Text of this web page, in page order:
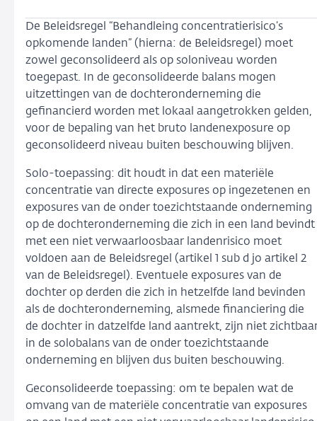
De Beleidsregel “Behandleing concentratierisico’s
opkomende landen” (hierna: de Beleidsregel) moet
zowel geconsolideerd als op soloniveau worden
toegepast. In de geconsolideerde balans mogen
uitzettingen van de dochteronderneming die
gefinancierd worden met lokaal aangetrokken gelden,
voor de bepaling van het bruto landenexposure op
geconsolideerd niveau buiten beschouwing blijven.
Solo-toepassing: dit houdt in dat een materiële
concentratie van directe exposures op ingezetenen en
exposures van de onder toezichtstaande onderneming
op de dochteronderneming die zich in een land bevindt
met een niet verwaarloosbaar landenrisico moet
voldoen aan de Beleidsregel (artikel 1 sub d jo artikel 2
van de Beleidsregel). Eventuele exposures van de
dochter op derden die zich in hetzelfde land bevinden
als de dochteronderneming, alsmede financiering die
de dochter in datzelfde land aantrekt, zijn niet
in de solobalans van de onder toezichtstaande
onderneming en blijven dus buiten beschouwing.
Geconsolideerde toepassing: om te bepalen wat de
omvang van de materiële concentratie van exposures